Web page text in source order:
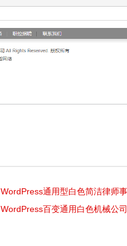
WordPress通用型白色简洁律师
WordPress百变通用白色机械公